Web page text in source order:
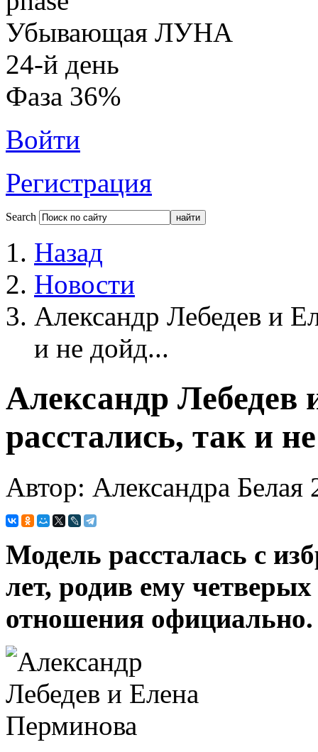
Убывающая ЛУНА
24-й день
Фаза 36%
Войти
Регистрация
Search
Назад
Новости
Александр Лебедев и
и не дойд...
Александр
расстались, так и
Автор: Александра Белая
Модель рассталась с
лет, родив ему
отношения официально.